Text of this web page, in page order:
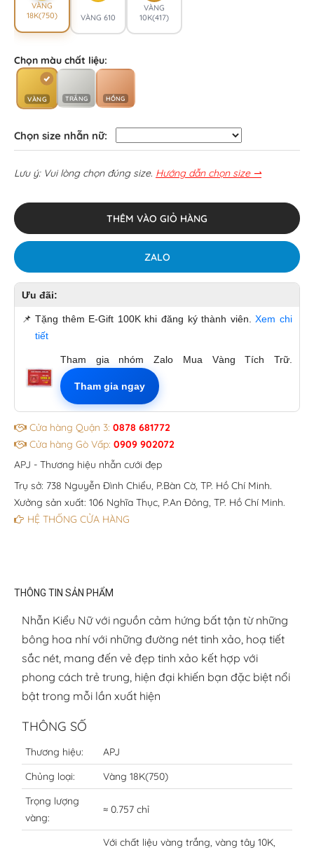
VÀNG
18K(750)
VÀNG 610
VÀNG
10K(417)
Chọn màu chất liệu:
VÀNG TRẮNG HỒNG
Chọn size nhẫn nữ:
Lưu ý: Vui lòng chọn đúng size. Hướng dẫn chọn size ⇀
THÊM VÀO GIỎ HÀNG
ZALO
Ưu đãi:
📌 Tặng thêm E-Gift 100K khi đăng ký thành viên.Xem chi
tiết
Tham gia nhóm Zalo Mua Vàng Tích Trữ.
Tham gia ngay
Cửa hàng Quận 3: 0878 681772
Cửa hàng Gò Vấp: 0909 902072
APJ - Thương hiệu nhẫn cưới đẹp
Trụ sở: 738 Nguyễn Đình Chiểu, P.Bàn Cờ, TP. Hồ Chí Minh.
Xưởng sản xuất: 106 Nghĩa Thục, P.An Đông, TP. Hồ Chí Minh.
HỆ THỐNG CỬA HÀNG
THÔNG TIN SẢN PHẨM
Nhẫn Kiểu Nữ với nguồn cảm hứng bất tận từ những
bông hoa nhí với những đường nét tinh xảo, hoạ tiết
sắc nét, mang đến vẻ đẹp tinh xảo kết hợp với
phong cách trẻ trung, hiện đại khiến bạn đặc biệt nổi
bật trong mỗi lần xuất hiện
THÔNG SỐ
Thương hiệu:
APJ
Chủng loại:
Vàng 18K(750)
Trọng lượng
vàng:
≈ 0.757 chỉ
Với chất liệu vàng trắng, vàng tây 10K,